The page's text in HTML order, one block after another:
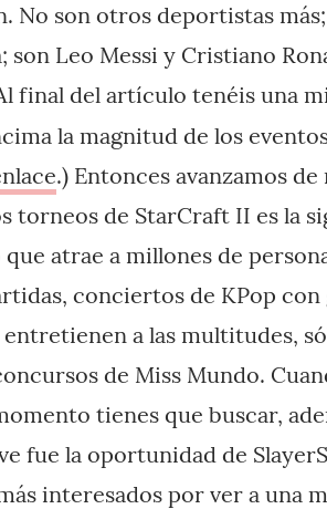
No son otros deportistas
Leo Messi y Cristiano
final del artículo tenéis una
la magnitud de los
.) Entonces avanzamos
torneos de StarCraft II es la
atrae a millones de
conciertos de KPop
a las multitudes,
de Miss Mundo.
tienes que buscar,
fue la oportunidad de
interesados por ver a una